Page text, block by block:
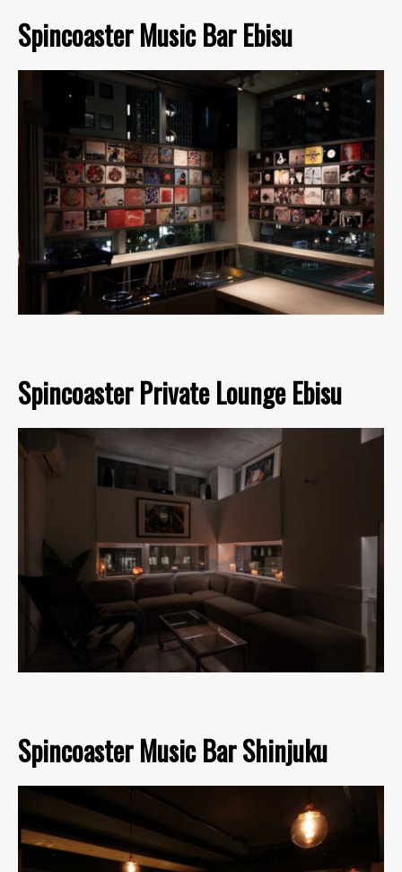
Spincoaster Music Bar Ebisu
Spincoaster Private Lounge Ebisu
Spincoaster Music Bar Shinjuku